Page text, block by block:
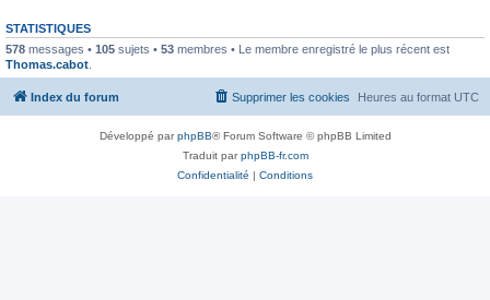
STATISTIQUES
578 messages • 105 sujets • 53 membres • Le membre enregistré le plus récent est
Thomas.cabot
Index du forum Heures au format UTC
Supprimer les cookies
Développé parphpBB® Forum Software © phpBB Limited
Traduit parphpBB-fr.com
Confidentialité | Conditions